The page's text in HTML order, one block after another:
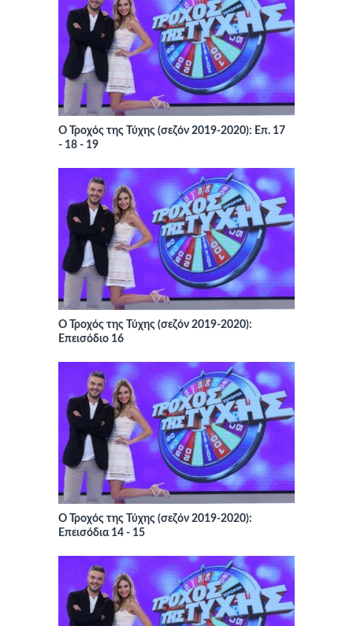
Ο Τροχός της Τύχης (σεζόν 2019-2020): Επ. 17
- 18 - 19
Ο Τροχός της Τύχης (σεζόν 2019-2020):
Επεισόδιο 16
Ο Τροχός της Τύχης (σεζόν 2019-2020):
Επεισόδια 14 - 15